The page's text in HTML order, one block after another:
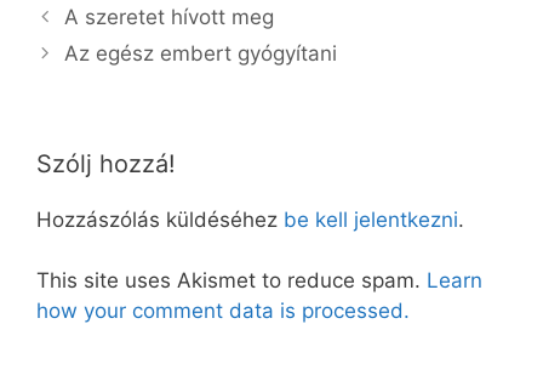
A szeretet hívott meg
Az egész embert gyógyítani
Szólj hozzá!
Hozzászólás küldéséhez be kell jelentkezni.
This site uses Akismet to reduce spam. Learn
how your comment data is processed.